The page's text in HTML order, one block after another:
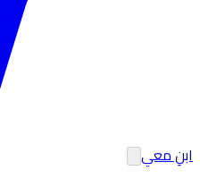
ابنِ معي